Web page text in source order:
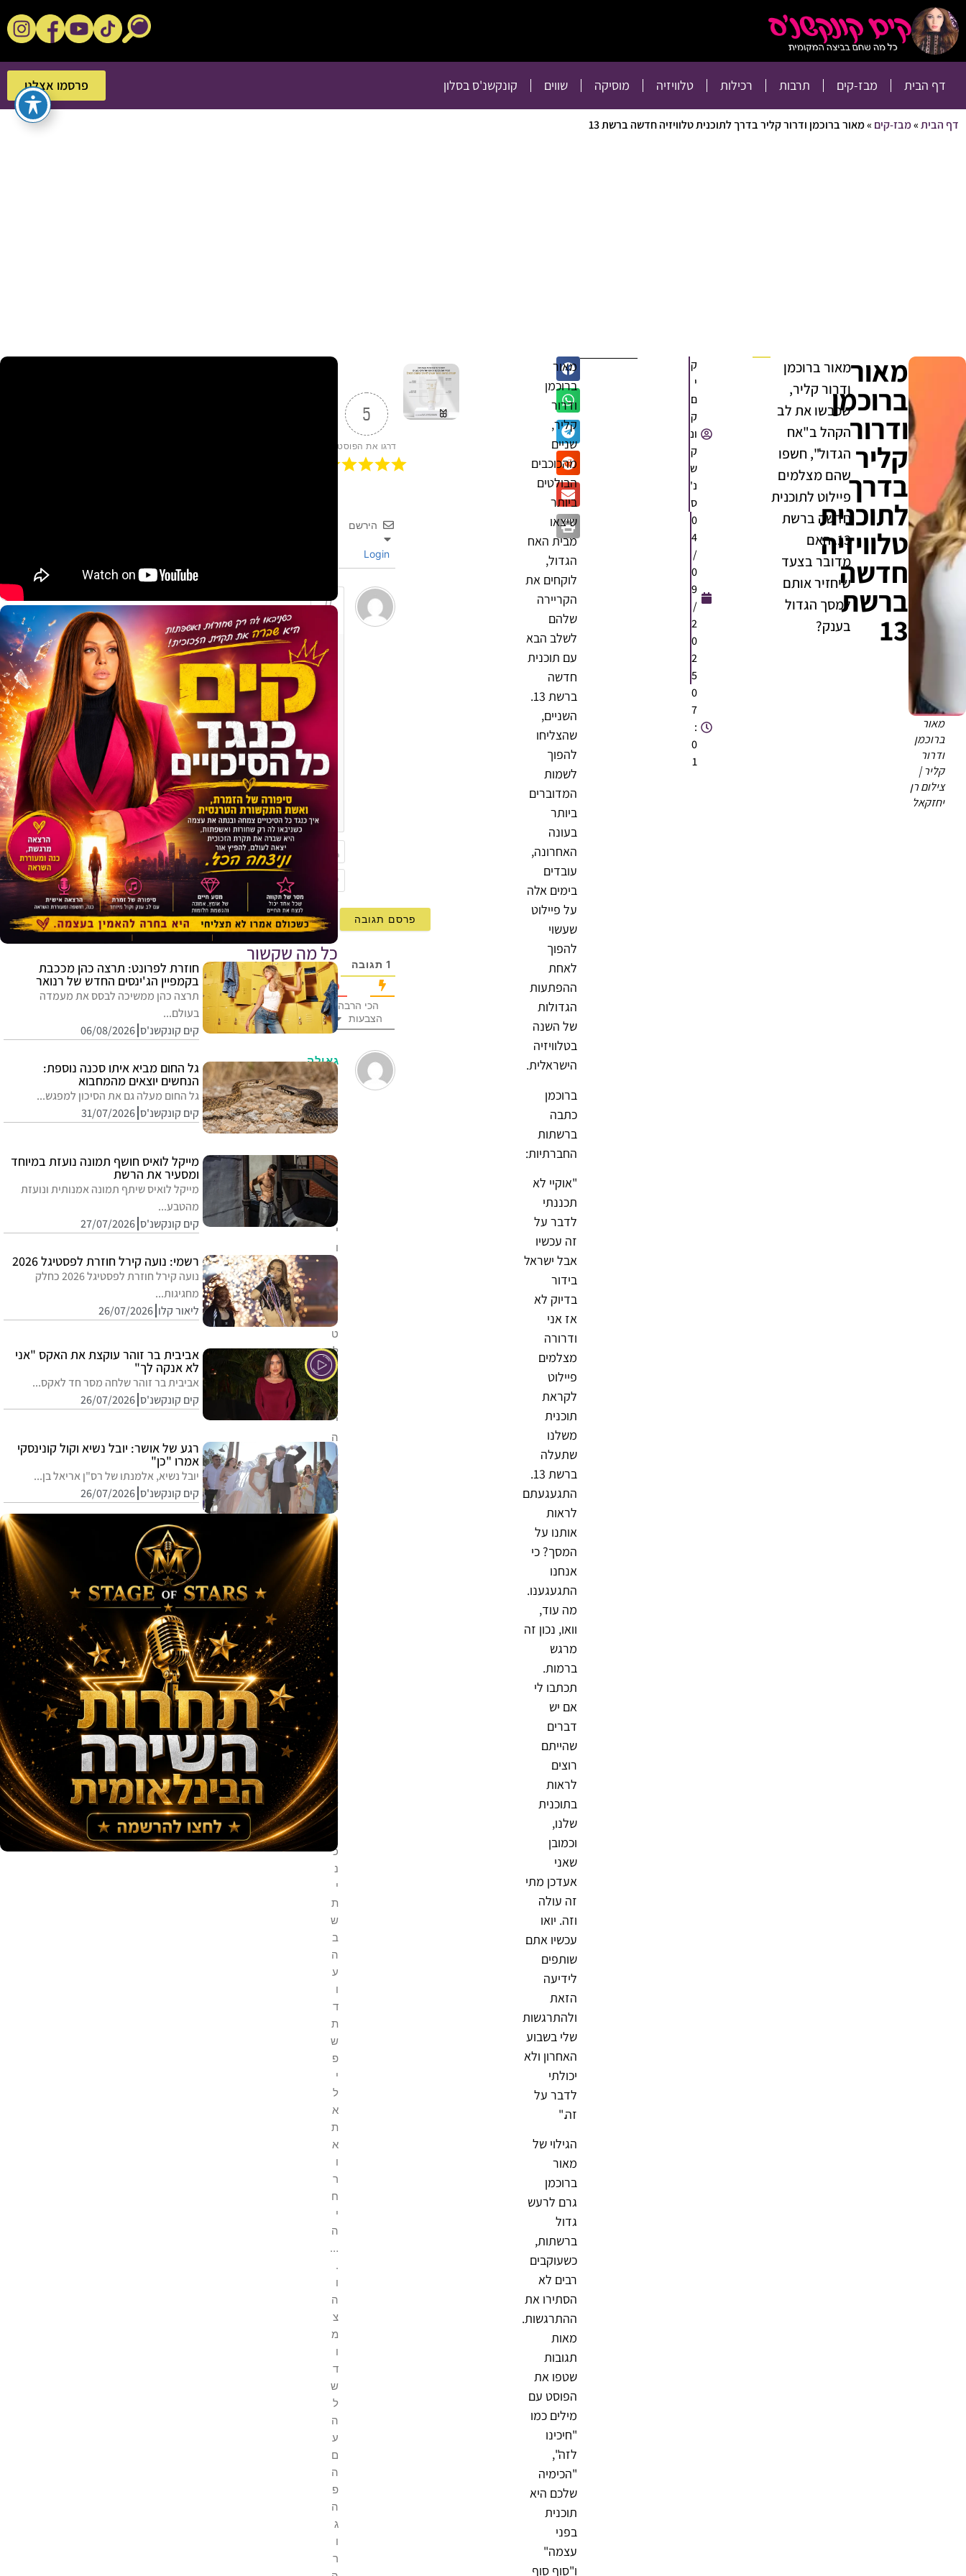
דף הבית מבז-קים תרבות רכילות טלוויזיה מוסיקה שווים קונקשנ'ס בסלון פרסמו אצלנו
פרסמו אצלנו
דף הבית»מבז-קים »מאור ברוכמן ודרור קליר בדרך לתוכנית טלוויזיה חדשה ברשת 13
מאור
ברוכמן
ודרור
קליר |
צילום רן
יחזקאל
מאור
ברוכמן
ודרור
קליר
בדרך
לתוכנית
טלוויזיה
חדשה
ברשת
13
מאור ברוכמן
ודרור קליר,
שכבשו את לב
הקהל ב"אח
הגדול", חשפו
שהם מצלמים
פיילוט לתוכנית
חדשה ברשת
13. האם
מדובר בצעד
שיחזיר אותם
למסך הגדול
בענק?
ק
י
ם
ק
ונ
ק
ש
נ'
ס
0
4
/
0
9
/
2
0
2
5
0
7
:
0
1
מאור
ברוכמן
ודרור
קליר,
שניים
מהכוכבים
הבולטים
ביותר
שיצאו
מבית האח
הגדול,
לוקחים את
הקריירה
שלהם
לשלב הבא
עם תוכנית
חדשה
ברשת 13.
השניים,
שהצליחו
להפוך
לשמות
המדוברים
ביותר
בעונה
האחרונה,
עובדים
בימים אלה
על פיילוט
שעשוי
להפוך
לאחת
ההפתעות
הגדולות
של השנה
בטלוויזיה
הישראלית.
ברוכמן
כתבה
ברשתות
החברתיות:
"אוקיי לא
תכננתי
לדבר על
זה עכשיו
אבל ישראל
בידור
בדיוק לא
אז אני
ודרורה
מצלמים
פיילוט
לקראת
תוכנית
משלנו
שתעלה
ברשת 13.
התגעגעתם
לראות
אותנו על
המסך? כי
אנחנו
התגעגענו.
מה עוד,
וואו, נכון זה
מרגש
ברמות.
תכתבו לי
אם יש
דברים
שהייתם
רוצים
לראות
בתוכנית
שלנו,
וכמובן
שאני
אעדכן מתי
זה עולה
וזה. יואו
עכשיו אתם
שותפים
לידיעה
הזאת
ולהתרגשות
שלי בשבוע
האחרון ולא
יכולתי
לדבר על
זה."
הגילוי של
מאור
ברוכמן
גרם לרעש
גדול
ברשתות,
כשעוקבים
רבים לא
הסתירו את
ההתרגשות.
מאות
תגובות
שטפו את
הפוסט עם
מילים כמו
"חיכינו
לזה",
"הכימיה
שלכם היא
תוכנית
בפני
עצמה"
ו"סוף סוף
5
דרגו את הפוסט
הירשם
שם
1 תגובה
הכי הרבה
הצבעות
גאולה
11
חודשים
לפני
ה
ב
י
ז
י
ו
ן
ש
ל
ט
ל
ו
י
ז
י
ה
–
מ
א
ו
ר
ה
ר
ש
ע
ת
ש
פ
ל
נ
י
ת
ב
ת
ו
כ
נ
י
ת
ש
ב
ה
ע
ו
ד
ת
ש
פ
י
ל
א
ת
א
ו
ר
ח
י
ה
…
.
ו
ה
צ
מ
ו
ד
ש
ל
ה
ע
ם
ה
פ
ה
ג
ו
ר
כל מה שקשור
חוזרת לפרונט: תרצה כהן מככבת
בקמפיין הג'ינסים החדש של רנואר
תרצה כהן ממשיכה לבסס את מעמדה
בעולם...
קים קונקשנ'ס 06/08/2026
גל החום מביא איתו סכנה נוספת:
הנחשים יוצאים מהמחבוא
גל החום מעלה גם את הסיכון למפגש...
קים קונקשנ'ס 31/07/2026
מייקל לואיס חושף תמונה נועזת במיוחד
ומסעיר את הרשת
מייקל לואיס שיתף תמונה אמנותית ונועזת
מהטבע...
קים קונקשנ'ס 27/07/2026
רשמי: נועה קירל חוזרת לפסטיגל 2026
נועה קירל חוזרת לפסטיגל 2026 כחלק
מחגיגות...
ליאור קלו 26/07/2026
אביבית בר זוהר עוקצת את האקס "אני
לא אנקה לך"
אביבית בר זוהר שלחה מסר חד לאקס...
קים קונקשנ'ס 26/07/2026
רגע של אושר: יובל נשיא וקול קונינסקי
אמרו "כן"
יובל נשיא, אלמנתו של רס"ן אריאל בן...
קים קונקשנ'ס 26/07/2026